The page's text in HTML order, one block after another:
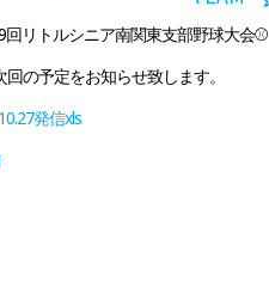
リトルシニア南関東支部野球大会⚾
の予定をお知らせ致します。
発信xls